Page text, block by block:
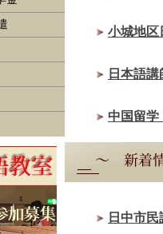
小城地区
日本語
中国留
日中市